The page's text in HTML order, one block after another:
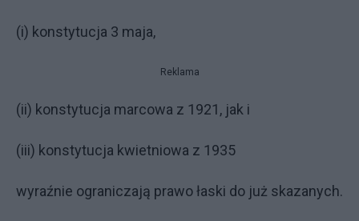
(i) konstytucja 3 maja,
Reklama
(ii) konstytucja marcowa z 1921, jak i
(iii) konstytucja kwietniowa z 1935
wyraźnie ograniczają prawo łaski do już skazanych.